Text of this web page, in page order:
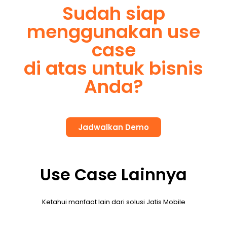
Sudah siap
menggunakan use
case
di atas untuk bisnis
Anda?
Jadwalkan Demo
Use Case Lainnya
Ketahui manfaat lain dari solusi Jatis Mobile